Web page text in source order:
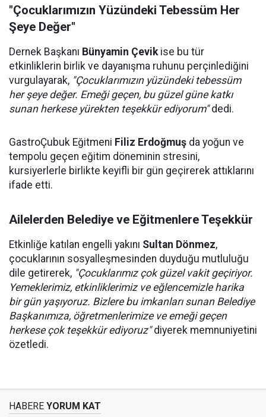
"Çocuklarımızın Yüzündeki Tebessüm Her
Şeye Değer"
Dernek Başkanı Bünyamin Çevikise bu tür
etkinliklerin birlik ve dayanışma ruhunu perçinlediğini
vurgulayarak, "Çocuklarımızın yüzündeki tebessüm
her şeye değer. Emeği geçen, bu güzel güne katkı
sunan herkese yürekten teşekkür ediyorum"dedi.
GastroÇubuk Eğitmeni Filiz Erdoğmuş da yoğun ve
tempolu geçen eğitim döneminin stresini,
kursiyerlerle birlikte keyifli bir gün geçirerek attıklarını
ifade etti.
Ailelerden Belediye ve Eğitmenlere Teşekkür
Etkinliğe katılan engelli yakını Sultan Dönmez,
çocuklarının sosyalleşmesinden duyduğu mutluluğu
dile getirerek, "Çocuklarımız çok güzel vakit geçiriyor.
Yemeklerimiz, etkinliklerimiz ve eğlencemizle harika
bir gün yaşıyoruz. Bizlere bu imkanları sunan Belediye
Başkanımıza, öğretmenlerimize ve emeği geçen
herkese çok teşekkür ediyoruz"diyerek memnuniyetini
özetledi.
HABERE YORUM KAT